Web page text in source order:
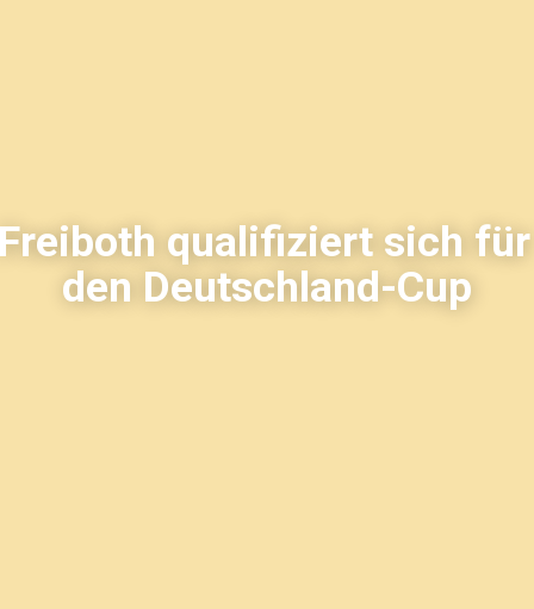
qualifiziert sich für
den Deutschland-Cup